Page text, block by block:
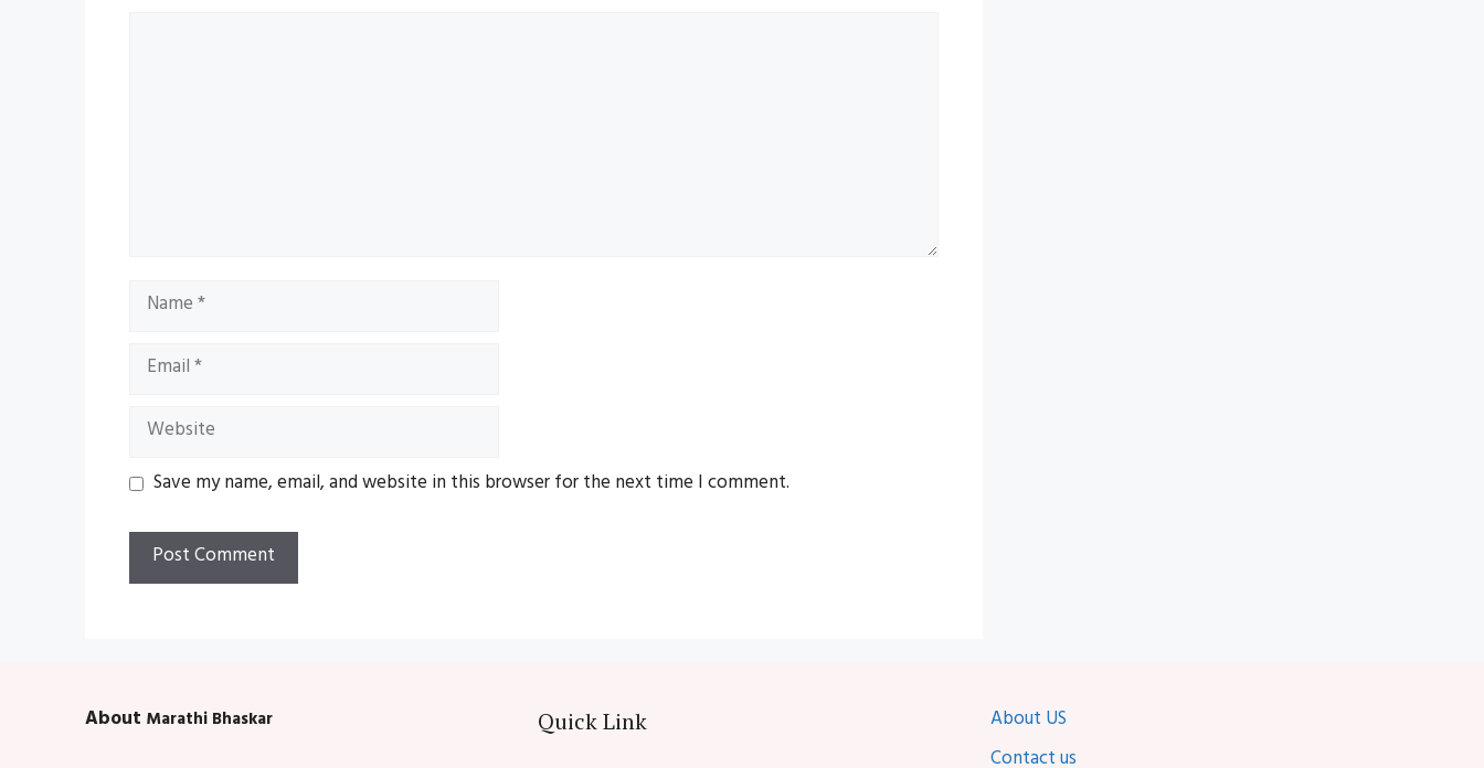
Name
Email
Website
Save my name, email, and website in this browser for the next time I comment.
About Marathi Bhaskar Quick Link
About US
Contact us